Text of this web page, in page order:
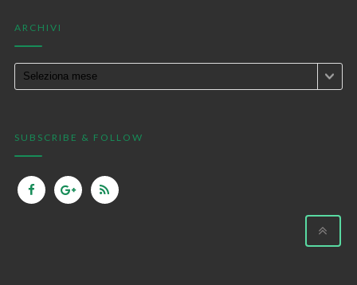
ARCHIVI
SUBSCRIBE & FOLLOW